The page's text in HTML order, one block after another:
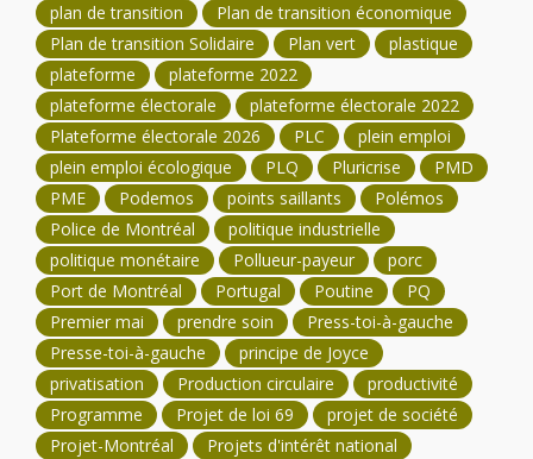
plan de transition
Plan de transition économique
Plan de transition Solidaire
Plan vert
plastique
plateforme
plateforme 2022
plateforme électorale
plateforme électorale 2022
Plateforme électorale 2026
PLC
plein emploi
plein emploi écologique
PLQ Pluricrise
PMD
PME
Podemos points saillants
Polémos
Police de Montréal
politique industrielle
politique monétaire
Pollueur-payeur
porc
Port de Montréal
Portugal Poutine
PQ
Premier mai
prendre soin
Press-toi-à-gauche
Presse-toi-à-gauche
principe de Joyce
privatisation
Production circulaire
productivité
Programme
Projet de loi 69
projet de société
Projet-Montréal
Projets d'intérêt national